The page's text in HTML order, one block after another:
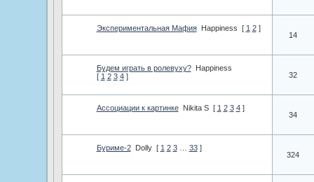
Экспериментальная Мафия Happiness [ 1 2 ]
14
Будем играть в ролевуху?
Happiness
[ 1 2 3 4 ] 32
Ассоциации к картинке Nikita S [ 1 2 3 4 ]
34
Буриме-2 Dolly [ 1 2 3 33 ]
324